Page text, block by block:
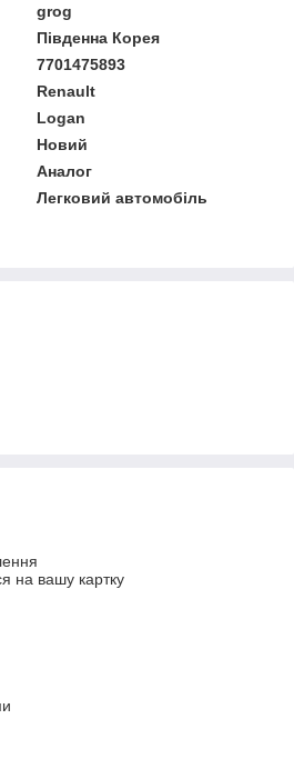
grog
Південна Корея
7701475893
Renault
Logan
Новий
Аналог
Легковий автомобіль
на вашу картку